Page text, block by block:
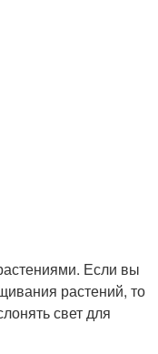
Если вы
растений, то
свет для